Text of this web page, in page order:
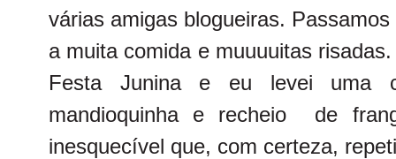
várias amigas blogueiras.
a muita comida e muuuuitas
Festa Junina e eu levei uma
mandioquinha e recheio de
inesquecível que, com certeza,